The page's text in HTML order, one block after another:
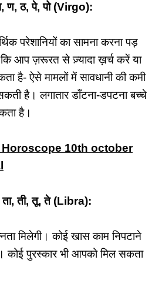
ण, ठ, पे, पो (Virgo):
परेशानियों का सामना करना पड़
आप ज़रूरत से ज़्यादा ख़र्च करें या
है- ऐसे मामलों में सावधानी की कमी
है। लगातार डाँटना-डपटना बच्चे
है।
10th october
ता, ती, तू, ते (Libra):
मिलेगी। कोई खास काम निपटाने
कोई पुरस्कार भी आपको मिल सकता